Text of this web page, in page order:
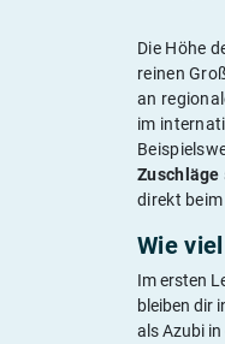
Die Höhe
reinen
an
im
Zuschläge
direkt
Wie
Im ersten
bleiben dir
als Azubi